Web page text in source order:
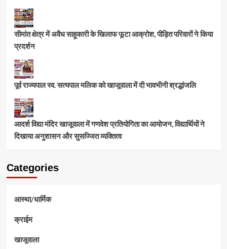
सीमांत क्षेत्र में अवैध साहूकारी के खिलाफ फूटा आक्रोश, पीड़ित परिवारों ने किया
प्रदर्शन
पूर्व राज्यपाल स्व. सत्यपाल मलिक को खाजूवाला में दी भावभीनी श्रद्धांजलि
आदर्श विद्या मंदिर खाजूवाला में गणवेश प्रतियोगिता का आयोजन, विद्यार्थियों ने
दिखाया अनुशासन और सुसज्जित व्यक्तित्व
Categories
आस्था/धार्मिक
क्राईम
खाजूवाला